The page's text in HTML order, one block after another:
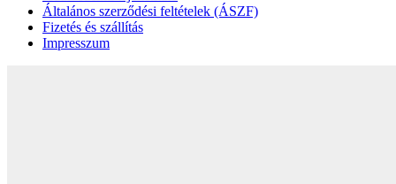
Általános szerződési feltételek (ÁSZF)
Fizetés és szállítás
Impresszum